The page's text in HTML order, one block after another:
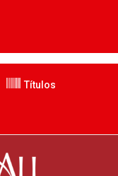
Títulos